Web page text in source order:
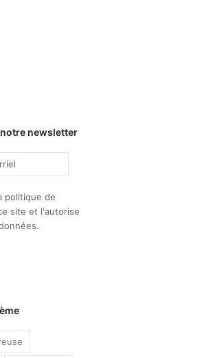
newsletter
politique de
site et l'autorise